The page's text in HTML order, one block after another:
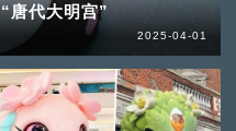
唐代大明宫”
2025-04-01